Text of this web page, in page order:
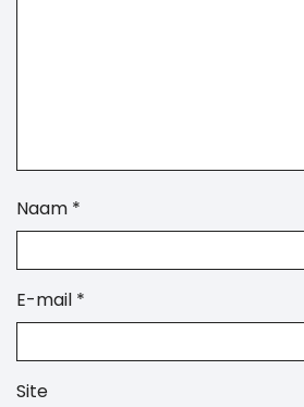
Naam *
E-mail *
Site